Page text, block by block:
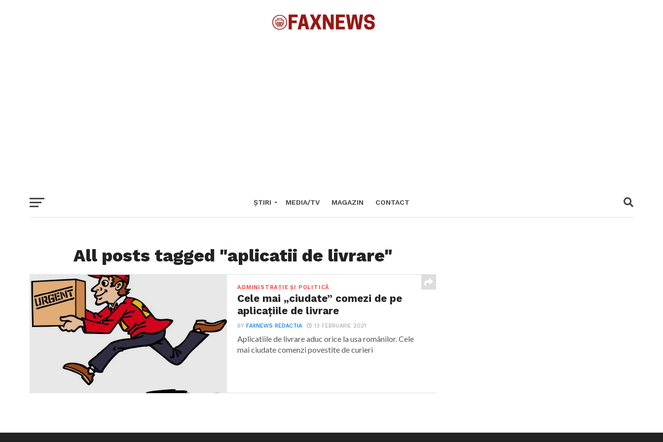
ȘTIRI MEDIA/TV MAGAZIN CONTACT
All posts tagged "aplicatii de livrare"
ADMINISTRAȚIE ȘI POLITICĂ
Cele mai „ciudate” comezi de pe
aplicațiile de livrare
BYFAXNEWS REDACTIA 13 FEBRUARIE 2021
Aplicatiile de livrare aduc orice la usa românilor. Cele
mai ciudate comenzi povestite de curieri